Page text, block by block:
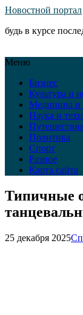
Новостной портал
будь в курсе
Меню
Бизнес
Культура и
Медицина и
Наука и
Политика
Спорт
Разное
Карта сайта
Типичные
25 декабря 2025